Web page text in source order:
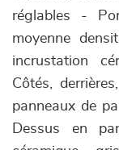
réglables -
moyenne
incrustation
Côtés,
panneaux de
Dessus en